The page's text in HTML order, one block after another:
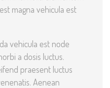
magna vehicula est
vehicula est node
a dosis luctus.
praesent luctus
Aenean